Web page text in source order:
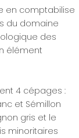
en comptabilise
du domaine
des
élément
4 cépages :
et Sémillon
gris et le
minoritaires